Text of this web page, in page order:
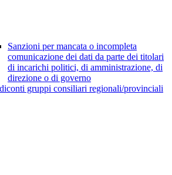
Sanzioni per mancata o incompleta
comunicazione dei dati da parte dei titolari
di incarichi politici, di amministrazione, di
direzione o di governo
gruppi consiliari regionali/provinciali